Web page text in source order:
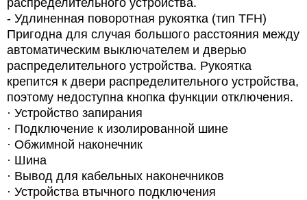
распределительного устройства.
- Удлиненная поворотная рукоятка (тип TFH)
Пригодна для случая большого расстояния между
автоматическим выключателем и дверью
распределительного устройства. Рукоятка
крепится к двери распределительного устройства,
поэтому недоступна кнопка функции отключения.
· Устройство запирания
· Подключение к изолированной шине
· Обжимной наконечник
· Шина
· Вывод для кабельных наконечников
· Устройства втычного подключения